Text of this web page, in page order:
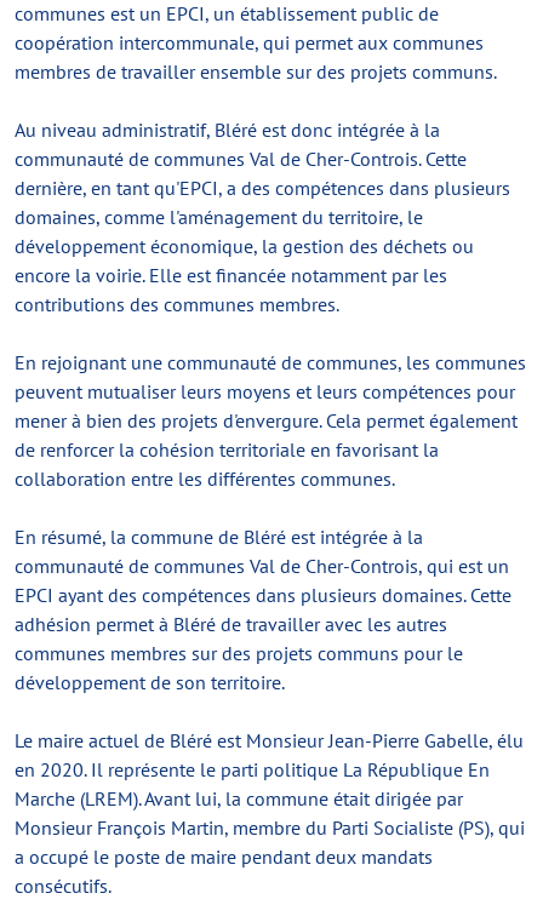
communes est un EPCI, un établissement public de
coopération intercommunale, qui permet aux communes
membres de travailler ensemble sur des projets communs.
Au niveau administratif, Bléré est donc intégrée à la
communauté de communes Val de Cher-Controis. Cette
dernière, en tant qu'EPCI, a des compétences dans plusieurs
domaines, comme l'aménagement du territoire, le
développement économique, la gestion des déchets ou
encore la voirie. Elle est financée notamment par les
contributions des communes membres.
En rejoignant une communauté de communes, les communes
peuvent mutualiser leurs moyens et leurs compétences pour
mener à bien des projets d'envergure. Cela permet également
de renforcer la cohésion territoriale en favorisant la
collaboration entre les différentes communes.
En résumé, la commune de Bléré est intégrée à la
communauté de communes Val de Cher-Controis, qui est un
EPCI ayant des compétences dans plusieurs domaines. Cette
adhésion permet à Bléré de travailler avec les autres
communes membres sur des projets communs pour le
développement de son territoire.
Le maire actuel de Bléré est Monsieur Jean-Pierre Gabelle, élu
en 2020. Il représente le parti politique La République En
Marche (LREM). Avant lui, la commune était dirigée par
Monsieur François Martin, membre du Parti Socialiste (PS), qui
a occupé le poste de maire pendant deux mandats
consécutifs.